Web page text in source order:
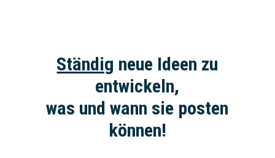
Ständig neue Ideen zu
entwickeln,
was und wann sie posten
können!